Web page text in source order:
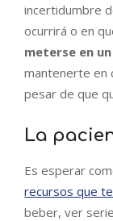
incertidumbre
ocurrirá o en
meterse en
mantenerte en
pesar de que
La
Es esperar
recursos que
beber, ver